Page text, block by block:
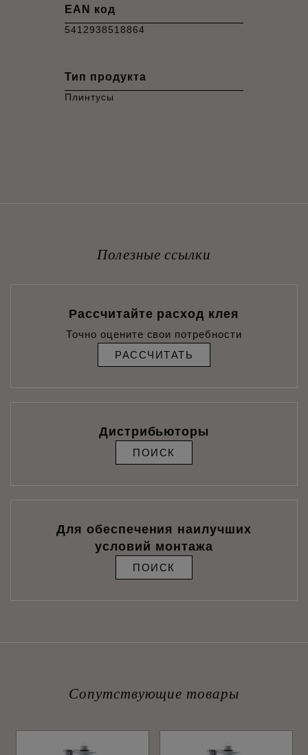
EAN код
5412938518864
Тип продукта
Плинтусы
Полезные ссылки
Рассчитайте расход клея
Точно оцените свои потребности
РАССЧИТАТЬ
Дистрибьюторы
ПОИСК
Для обеспечения наилучших
условий монтажа
ПОИСК
Сопутствующие товары